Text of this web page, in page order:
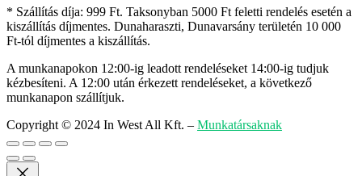
* Szállítás díja: 999 Ft. Taksonyban 5000 Ft feletti rendelés esetén a
kiszállítás díjmentes. Dunaharaszti, Dunavarsány területén 10 000
Ft-tól díjmentes a kiszállítás.
A munkanapokon 12:00-ig leadott rendeléseket 14:00-ig tudjuk
kézbesíteni. A 12:00 után érkezett rendeléseket, a következő
munkanapon szállítjuk.
Copyright © 2024 In West All Kft. – Munkatársaknak